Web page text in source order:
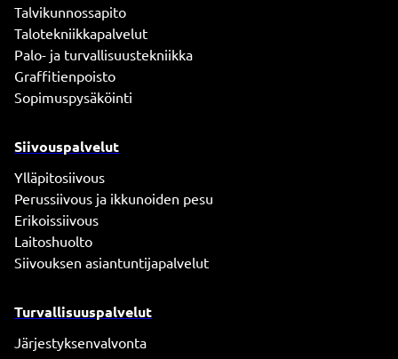
Talvikunnossapito
Talotekniikkapalvelut
Palo- ja turvallisuustekniikka
Graffitienpoisto
Sopimuspysäköinti
Siivouspalvelut
Ylläpitosiivous
Perussiivous ja ikkunoiden pesu
Erikoissiivous
Laitoshuolto
Siivouksen asiantuntijapalvelut
Turvallisuuspalvelut
Järjestyksenvalvonta